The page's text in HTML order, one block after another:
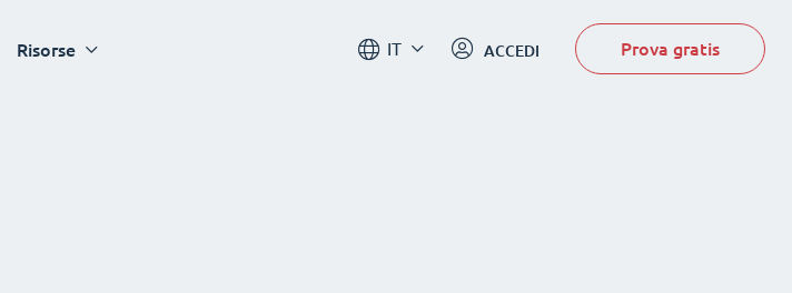
Risorse IT ACCEDI Prova gratis